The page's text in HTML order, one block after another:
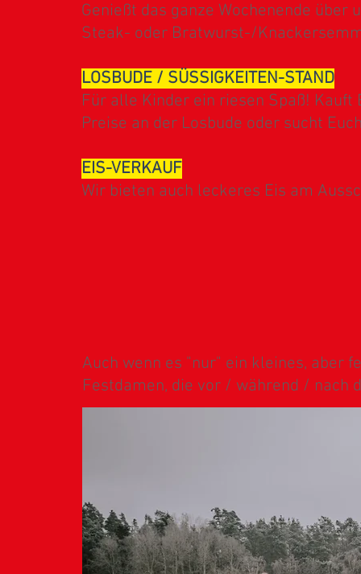
Genießt das ganze Wochenende
Steak- oder Bratwurst-/
LOSBUDE / SÜSSIGKEITEN-STAND
Für alle Kinder ein riesen Spaß!
Preise an der Losbude oder sucht
EIS-VERKAUF
Wir bieten auch leckeres Eis am
Auch wenn es "nur" ein kleines, aber
Festdamen, die vor / während / nach